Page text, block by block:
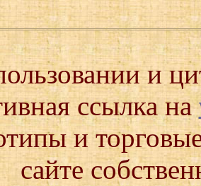
и
ссылка на
и
сайте